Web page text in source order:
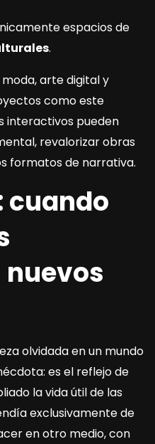
espacios de
.
arte digital y
como este
interactivos pueden
revalorizar obras
formatos de narrativa.
cuando
olvidada en un mundo
es el reflejo de
la vida útil de las
exclusivamente de
en otro medio, con